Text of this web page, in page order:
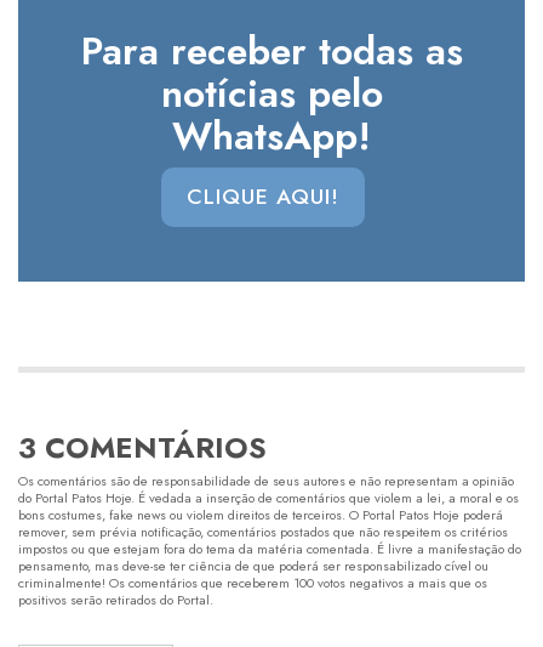
Para receber todas as
notícias pelo
WhatsApp!
CLIQUE AQUI!
3 COMENTÁRIOS
Os comentários são de responsabilidade de seus autores e não representam a opinião
do Portal Patos Hoje. É vedada a inserção de comentários que violem a lei, a moral e os
bons costumes, fake news ou violem direitos de terceiros. O Portal Patos Hoje poderá
remover, sem prévia notificação, comentários postados que não respeitem os critérios
impostos ou que estejam fora do tema da matéria comentada. É livre a manifestação do
pensamento, mas deve-se ter ciência de que poderá ser responsabilizado cível ou
criminalmente! Os comentários que receberem 100 votos negativos a mais que os
positivos serão retirados do Portal.